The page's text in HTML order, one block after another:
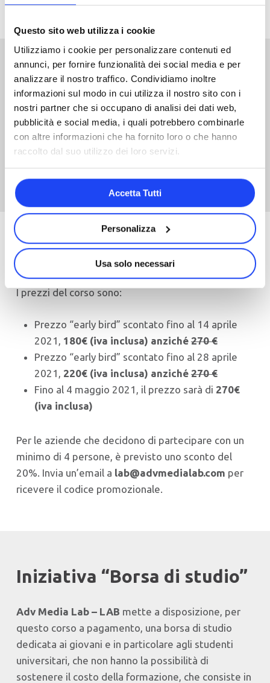
Questo sito web utilizza i cookie
Utilizziamo i cookie per personalizzare contenuti ed
annunci, per fornire funzionalità dei social media e per
analizzare il nostro traffico. Condividiamo inoltre
informazioni sul modo in cui utilizza il nostro sito con i
nostri partner che si occupano di analisi dei dati web,
pubblicità e social media, i quali potrebbero combinarle
con altre informazioni che ha fornito loro o che hanno
raccolto dal suo utilizzo dei loro servizi.
Accetta Tutti
Personalizza
Usa solo necessari
Chi non deve mancare
Imprenditori
Professionisti
Manager
Tariffe e sconti
I prezzi del corso sono:
Prezzo “early bird” scontato fino al 14 aprile
2021, 180€ (iva inclusa) anziché 270 €
Prezzo “early bird” scontato fino al 28 aprile
2021, 220€ (iva inclusa) anziché 270 €
Fino al 4 maggio 2021, il prezzo sarà di 270€
(iva inclusa)
Per le aziende che decidono di partecipare con un
minimo di 4 persone, è previsto uno sconto del
20%. Invia un’email a lab@advmedialab.com per
ricevere il codice promozionale.
Iniziativa “Borsa di studio”
Adv Media Lab – LAB mette a disposizione, per
questo corso a pagamento, una borsa di studio
dedicata ai giovani e in particolare agli studenti
universitari, che non hanno la possibilità di
sostenere il costo della formazione, che consiste in